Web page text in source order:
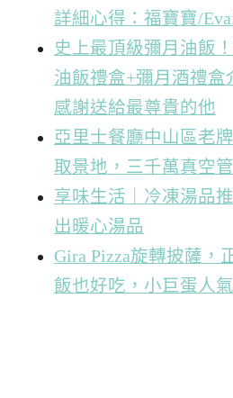
詳細心得：福寶寶/
史上最頂級彌月油飯
油飯禮盒+彌月酒禮盒
感謝送給最尊貴的他
亞里士餐廳中山區老
取景地，三千萬真空
享味生活｜冷凍湯品
出暖心湯品
Gira Pizza旋轉披薩，
飯也好吃，小巨蛋人